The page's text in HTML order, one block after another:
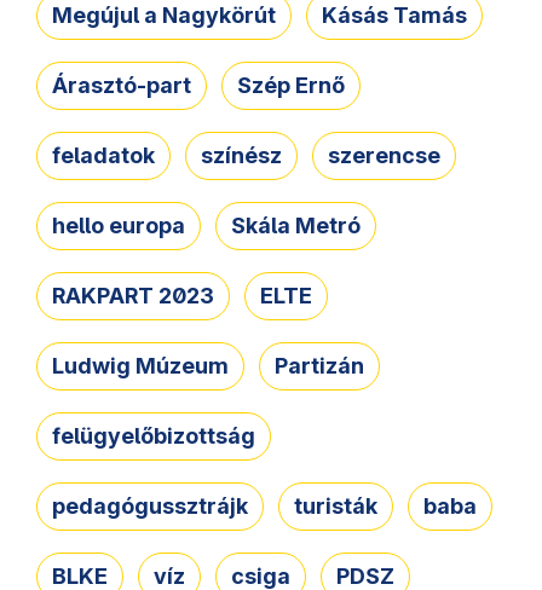
Megújul a Nagykörút Kásás Tamás
Árasztó-part Szép Ernő
feladatok színész szerencse
hello europa Skála Metró
RAKPART 2023 ELTE
Ludwig Múzeum Partizán
felügyelőbizottság
pedagógussztrájk turisták baba
BLKE víz csiga PDSZ